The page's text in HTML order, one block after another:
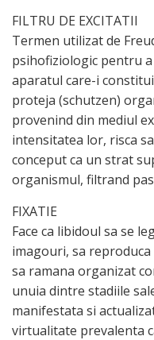
FILTRU DE EXCITATII
Termen utilizat de
psihofiziologic pentru
aparatul care-i
proteja (schutzen)
provenind din mediul
intensitatea lor, risca
conceput ca un strat
organismul, filtrand
FIXATIE
Face ca libidoul sa se
imagouri, sa
sa ramana organizat
unuia dintre stadiile
manifestata si
virtualitate prevalenta